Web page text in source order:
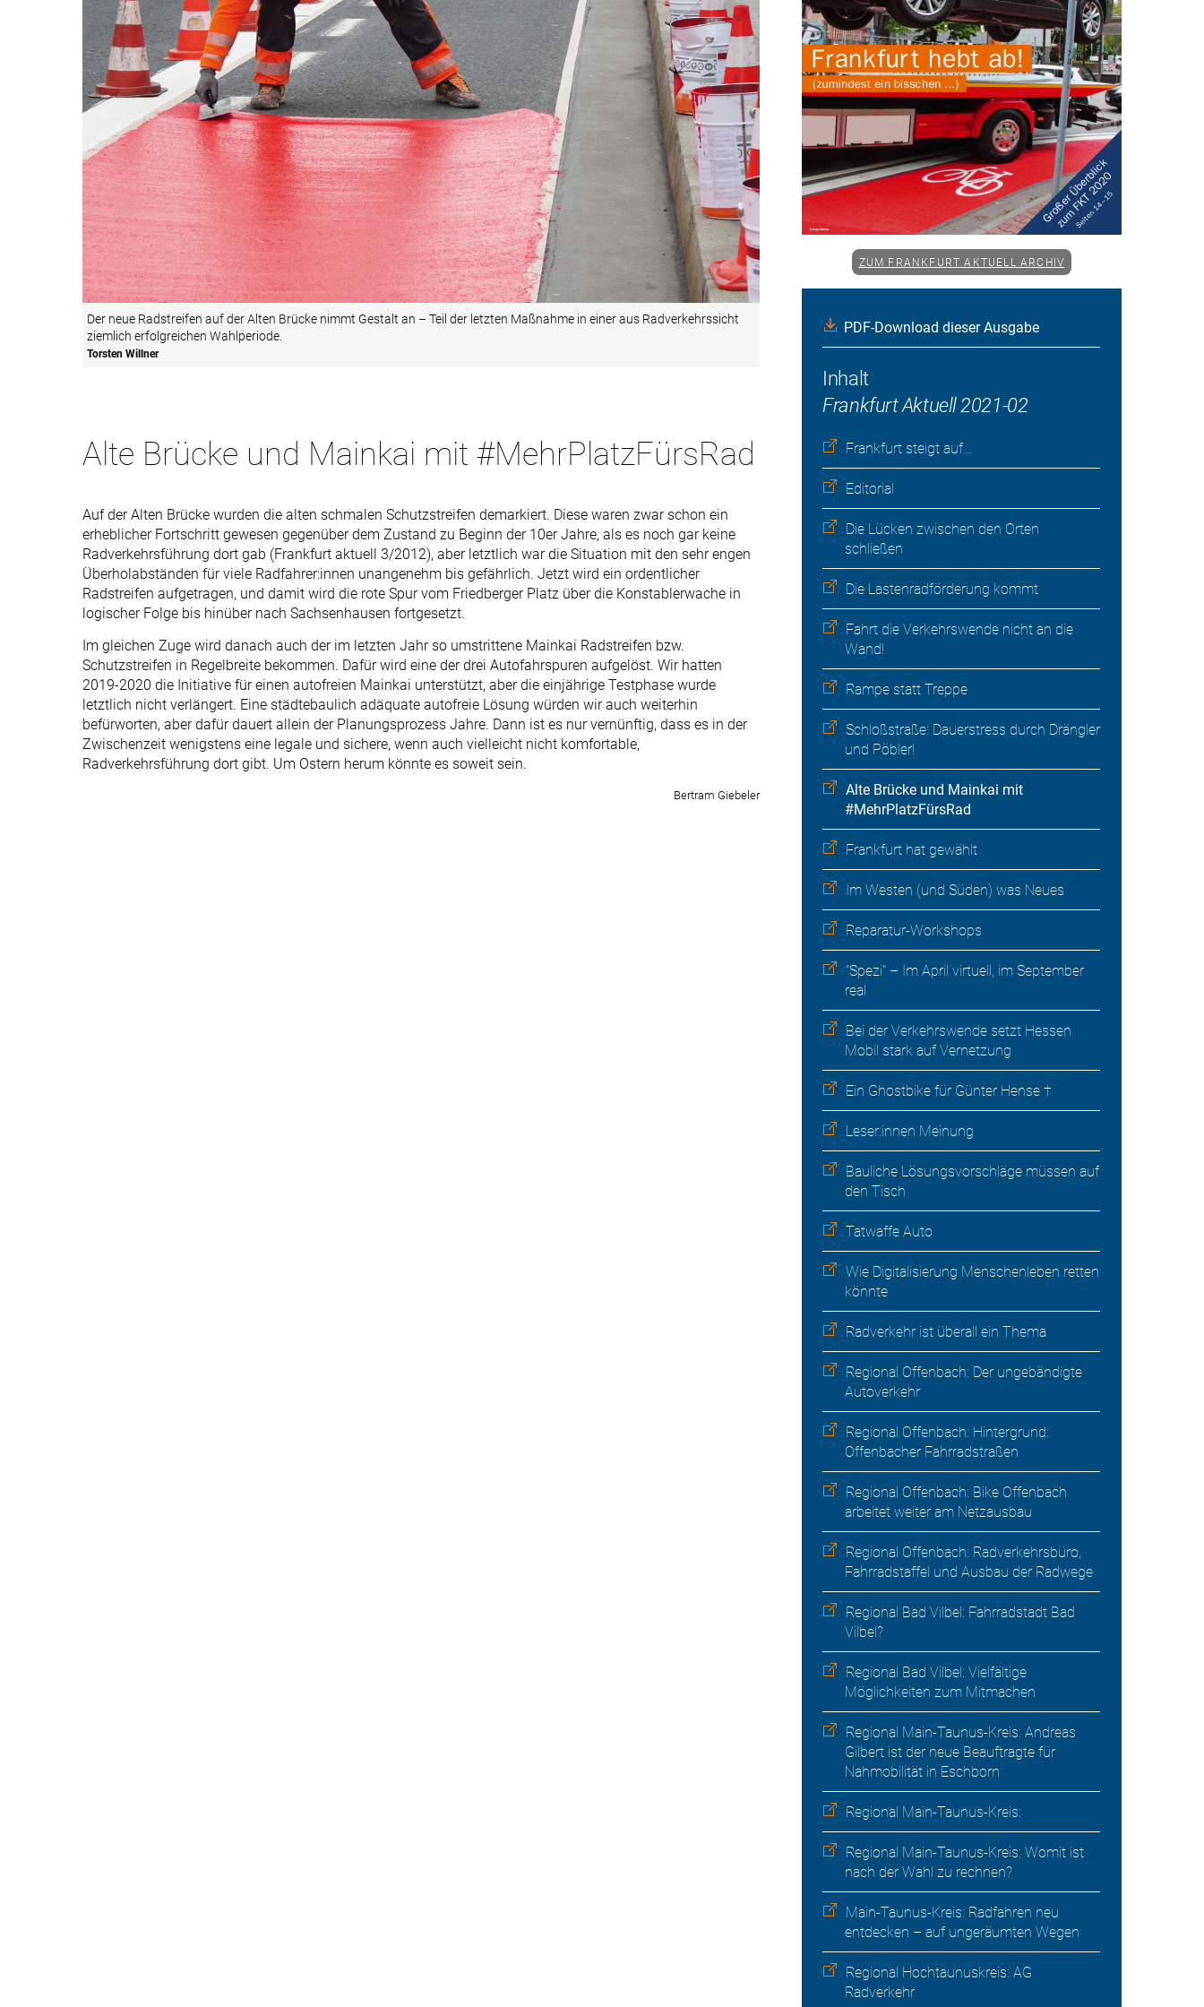
Der neue Radstreifen auf der Alten Brücke nimmt Gestalt an – Teil der letzten Maßnahme in einer aus Radverkehrssicht
ziemlich erfolgreichen Wahlperiode.
Torsten Willner
Alte Brücke und Mainkai mit #MehrPlatzFürsRad
Auf der Alten Brücke wurden die alten schmalen Schutzstreifen demarkiert. Diese waren zwar schon ein
erheblicher Fortschritt gewesen gegenüber dem Zustand zu Beginn der 10er Jahre, als es noch gar keine
Radverkehrsführung dort gab (Frankfurt aktuell 3/2012), aber letztlich war die Situation mit den sehr engen
Überholabständen für viele Radfahrer:innen unangenehm bis gefährlich. Jetzt wird ein ordentlicher
Radstreifen aufgetragen, und damit wird die rote Spur vom Friedberger Platz über die Konstablerwache in
logischer Folge bis hinüber nach Sachsenhausen fortgesetzt.
Im gleichen Zuge wird danach auch der im letzten Jahr so umstrittene Mainkai Radstreifen bzw.
Schutzstreifen in Regelbreite bekommen. Dafür wird eine der drei Autofahrspuren aufgelöst. Wir hatten
2019-2020 die Initiative für einen autofreien Mainkai unterstützt, aber die einjährige Testphase wurde
letztlich nicht verlängert. Eine städtebaulich adäquate autofreie Lösung würden wir auch weiterhin
befürworten, aber dafür dauert allein der Planungsprozess Jahre. Dann ist es nur vernünftig, dass es in der
Zwischenzeit wenigstens eine legale und sichere, wenn auch vielleicht nicht komfortable,
Radverkehrsführung dort gibt. Um Ostern herum könnte es soweit sein.
Bertram Giebeler
ZUM FRANKFURT AKTUELL ARCHIV
PDF-Download dieser Ausgabe
Inhalt
Frankfurt Aktuell 2021-02
Frankfurt steigt auf…
Editorial
Die Lücken zwischen den Orten
schließen
Die Lastenradförderung kommt
Fahrt die Verkehrswende nicht an die
Wand!
Rampe statt Treppe
Schloßstraße: Dauerstress durch Drängler
und Pöbler!
Alte Brücke und Mainkai mit
#MehrPlatzFürsRad
Frankfurt hat gewählt
Im Westen (und Süden) was Neues
Reparatur-Workshops
"Spezi" – Im April virtuell, im September
real
Bei der Verkehrswende setzt Hessen
Mobil stark auf Vernetzung
Ein Ghostbike für Günter Hense †
Leser:innen Meinung
Bauliche Lösungsvorschläge müssen auf
den Tisch
Tatwaffe Auto
Wie Digitalisierung Menschenleben retten
könnte
Radverkehr ist überall ein Thema
Regional Offenbach: Der ungebändigte
Autoverkehr
Regional Offenbach: Hintergrund:
Offenbacher Fahrradstraßen
Regional Offenbach: Bike Offenbach
arbeitet weiter am Netzausbau
Regional Offenbach: Radverkehrsbüro,
Fahrradstaffel und Ausbau der Radwege
Regional Bad Vilbel: Fahrradstadt Bad
Vilbel?
Regional Bad Vilbel: Vielfältige
Möglichkeiten zum Mitmachen
Regional Main-Taunus-Kreis: Andreas
Gilbert ist der neue Beauftragte für
Nahmobilität in Eschborn
Regional Main-Taunus-Kreis:
Regional Main-Taunus-Kreis: Womit ist
nach der Wahl zu rechnen?
Main-Taunus-Kreis: Radfahren neu
entdecken – auf ungeräumten Wegen
Regional Hochtaunuskreis: AG
Radverkehr